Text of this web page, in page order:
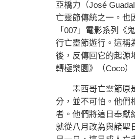
亞橋力（José
亡靈節傳統之一。也
「007」電影系列《
行亡靈節遊行。這稱
後，反傳回它的起源
轉極樂園》（Coco）
墨西哥亡靈節原是
分，並不可怕。他們
者。他們將這日奉獻
就從八月改為與諸聖